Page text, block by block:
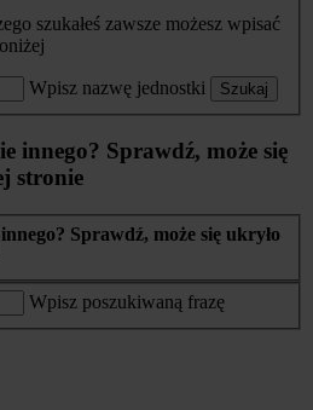
szukałeś zawsze możesz wpisać
Wpisz nazwę jednostki Szukaj
innego? Sprawdź, może się
stronie
Sprawdź, może się ukryło
Wpisz poszukiwaną frazę